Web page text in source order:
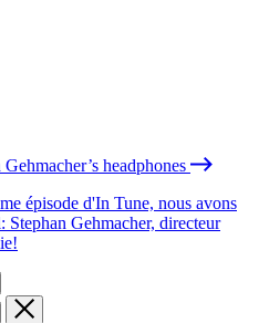
headphones
épisode d'In Tune, nous avons
Gehmacher, directeur